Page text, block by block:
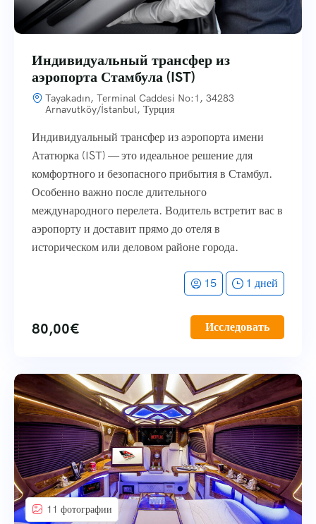
Индивидуальный трансфер из
аэропорта Стамбула (IST)
Tayakadın, Terminal Caddesi No:1, 34283
Arnavutköy/İstanbul, Турция
Индивидуальный трансфер из аэропорта имени
Ататюрка (IST) — это идеальное решение для
комфортного и безопасного прибытия в Стамбул.
Особенно важно после длительного
международного перелета. Водитель встретит вас в
аэропорту и доставит прямо до отеля в
историческом или деловом районе города.
15 1 дней
80,00€ Исследовать
11 фотографии